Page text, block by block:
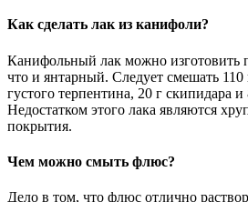
Как сделать лак из канифоли?
Канифольный лак можно изготовить
что и янтарный. Следует смешать
густого терпентина, 20 г скипидара
Недостатком этого лака являются
покрытия.
Чем можно смыть флюс?
Дело в том, что флюс отлично